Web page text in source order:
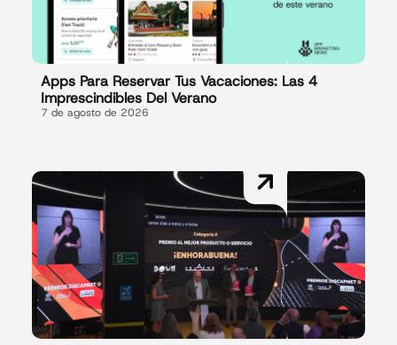
Apps Para Reservar Tus Vacaciones: Las 4
Imprescindibles Del Verano
7 de agosto de 2026